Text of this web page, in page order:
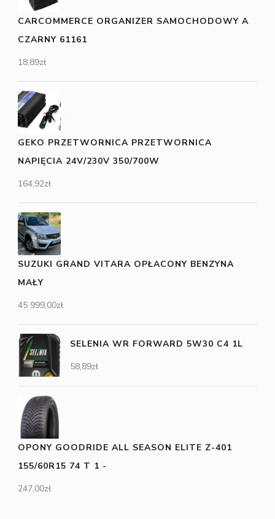
CARCOMMERCE ORGANIZER SAMOCHODOWY A
CZARNY 61161
18,89zł
GEKO PRZETWORNICA PRZETWORNICA
NAPIĘCIA 24V/230V 350/700W
164,92zł
SUZUKI GRAND VITARA OPŁACONY BENZYNA
MAŁY
45 999,00zł
SELENIA WR FORWARD 5W30 C4 1L
58,89zł
OPONY GOODRIDE ALL SEASON ELITE Z-401
155/60R15 74 T 1 -
247,00zł